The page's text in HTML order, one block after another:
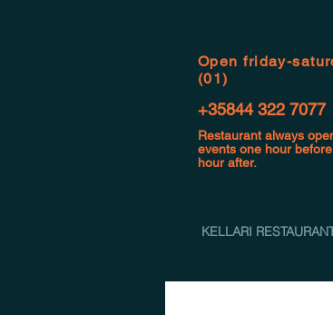
Open friday-
(01)
+35844 322 7077
Restaurant always
events one hour
hour after.
KELLARI